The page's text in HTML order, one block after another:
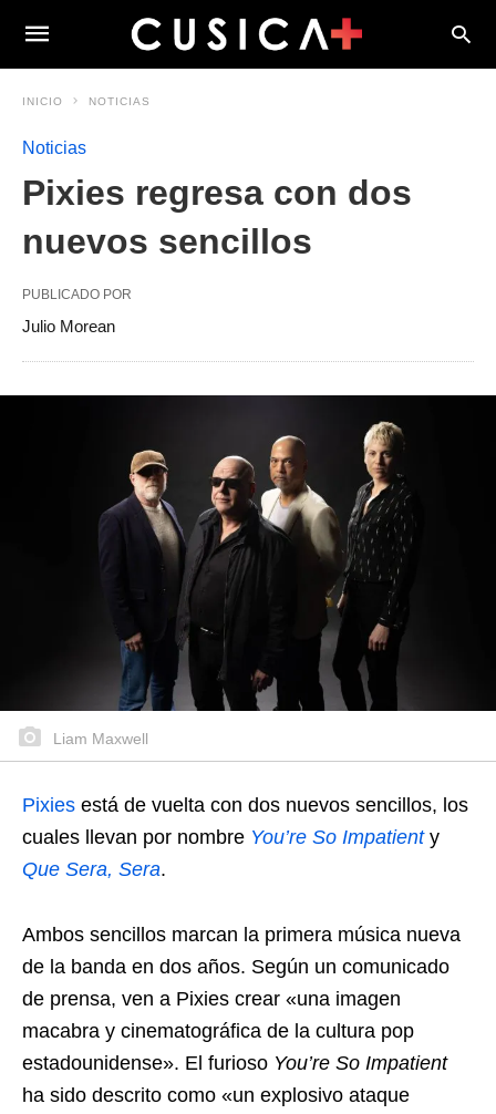
INICIO NOTICIAS
Noticias
Pixies regresa con dos
nuevos sencillos
PUBLICADO POR
Julio Morean
Liam Maxwell
Pixies está de vuelta con dos nuevos sencillos, los
cuales llevan por nombre You’re So Impatienty
Que Sera, Sera.
Ambos sencillos marcan la primera música nueva
de la banda en dos años. Según un comunicado
de prensa, ven a Pixies crear «una imagen
macabra y cinematográfica de la cultura pop
estadounidense». El furioso You’re So Impatient
ha sido descrito como «un explosivo ataque